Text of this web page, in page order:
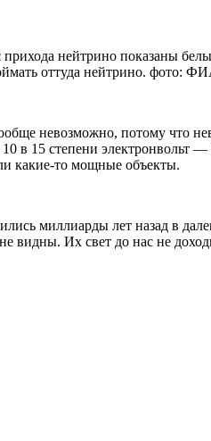
нейтрино показаны
оттуда нейтрино. фото:
невозможно, потому что
в 15 степени
какие-то мощные объекты.
миллиарды лет назад в
не видны. Их свет до нас не